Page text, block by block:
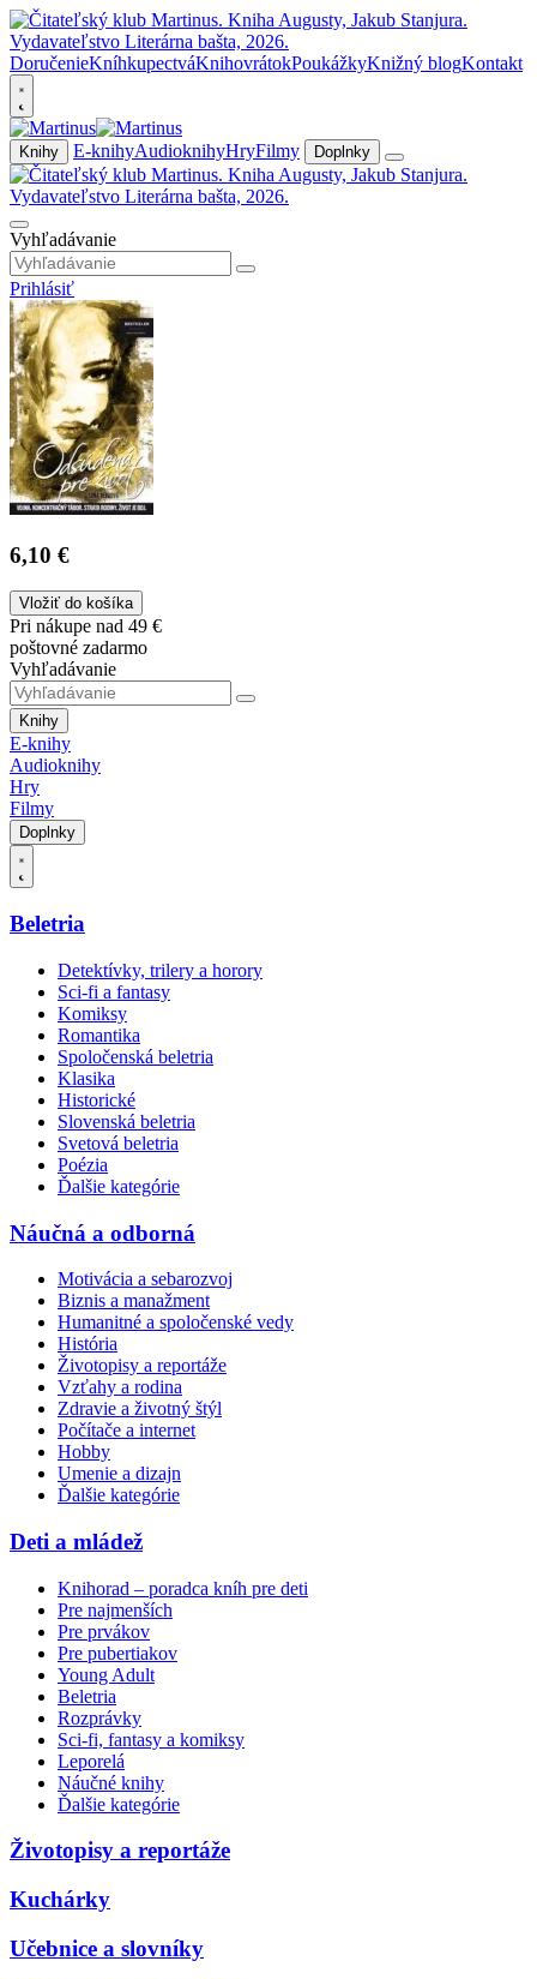
DoručenieKníhkupectváKnihovrátokPoukážkyKnižný blogKontakt
Knihy E-knihyAudioknihyHryFilmy Doplnky
Vyhľadávanie
Prihlásiť
6,10 €
Vložiť do košíka
Pri nákupe nad 49 €
poštovné zadarmo
Vyhľadávanie
Knihy
E-knihy
Audioknihy
Hry
Filmy
Doplnky
Beletria
Detektívky, trilery a horory
Sci-fi a fantasy
Komiksy
Romantika
Spoločenská beletria
Klasika
Historické
Slovenská beletria
Svetová beletria
Poézia
Ďalšie kategórie
Náučná a odborná
Motivácia a sebarozvoj
Biznis a manažment
Humanitné a spoločenské vedy
História
Životopisy a reportáže
Vzťahy a rodina
Zdravie a životný štýl
Počítače a internet
Hobby
Umenie a dizajn
Ďalšie kategórie
Deti a mládež
Knihorad – poradca kníh pre deti
Pre najmenších
Pre prvákov
Pre pubertiakov
Young Adult
Beletria
Rozprávky
Sci-fi, fantasy a komiksy
Leporelá
Náučné knihy
Ďalšie kategórie
Životopisy a reportáže
Kuchárky
Učebnice a slovníky